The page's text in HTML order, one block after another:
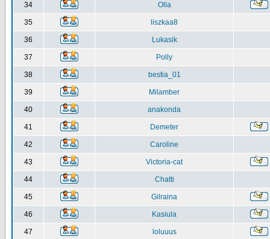
34 Olla
35 liszkaa8
36 Lukasik
37 Polly
38 bestia_01
39 Milamber
40 anakonda
41 Demeter
42 Caroline
43 Victoria-cat
44 Chatti
45 Gilraina
46 Kasiula
47 loluuus